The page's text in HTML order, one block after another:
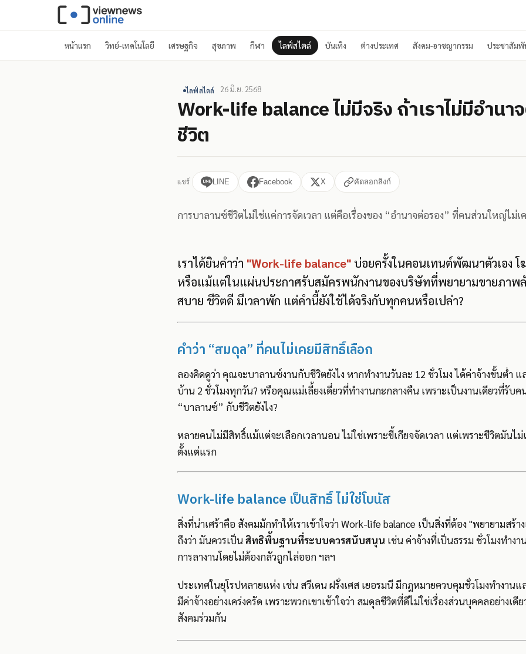
หน้าแรก วิทย์-เทคโนโลยี เศรษฐกิจ สุขภาพ กีฬา ไลฟ์สไตล์ บันเทิง ต่างประเทศ สังคม-อาชญากรรม ประชาสัมพั
ไลฟ์สไตล์ 26 มิ.ย. 2568
Work-life balance ไม่มีจริง ถ้าเราไม่มีอำนา
ชีวิต
แชร์ LINE Facebook X คัดลอกลิงก์
การบาลานซ์ชีวิตไม่ใช่แค่การจัดเวลา แต่คือเรื่องของ “อำนาจต่อรอง” ที่คนส่วนใหญ่ไม่เ
เราได้ยินคำว่า "Work-life balance" บ่อยครั้งในคอนเทนต์พัฒนาตัวเอง
หรือแม้แต่ในแผ่นประกาศรับสมัครพนักงานของบริษัทที่พยายามขายภาพ
สบาย ชีวิตดี มีเวลาพัก แต่คำนี้ยังใช้ได้จริงกับทุกคนหรือเปล่า?
คำว่า “สมดุล” ที่คนไม่เคยมีสิทธิ์เลือก
ลองคิดดูว่า คุณจะบาลานซ์งานกับชีวิตยังไง หากทำงานวันละ 12 ชั่วโมง ได้ค่าจ้างขั้นต่ำ
บ้าน 2 ชั่วโมงทุกวัน? หรือคุณแม่เลี้ยงเดี่ยวที่ทำงานกะกลางคืน เพราะเป็นงานเดียวที่รับค
“บาลานซ์” กับชีวิตยังไง?
หลายคนไม่มีสิทธิ์แม้แต่จะเลือกเวลานอน ไม่ใช่เพราะขี้เกียจจัดเวลา แต่เพราะชีวิตมันไม่
ตั้งแต่แรก
Work-life balance เป็นสิทธิ์ ไม่ใช่โบนัส
สิ่งที่น่าเศร้าคือ สังคมมักทำให้เราเข้าใจว่า Work-life balance เป็นสิ่งที่ต้อง "พยายามสร้
ถึงว่า มันควรเป็นสิทธิพื้นฐานที่ระบบควรสนับสนุน เช่น ค่าจ้างที่เป็นธรรม ชั่วโมงทำง
การลางานโดยไม่ต้องกลัวถูกไล่ออก ฯลฯ
ประเทศในยุโรปหลายแห่ง เช่น สวีเดน ฝรั่งเศส เยอรมนี มีกฎหมายควบคุมชั่วโมงทำงาน
มีค่าจ้างอย่างเคร่งครัด เพราะพวกเขาเข้าใจว่า สมดุลชีวิตที่ดีไม่ใช่เรื่องส่วนบุคคลอย่างเ
สังคมร่วมกัน